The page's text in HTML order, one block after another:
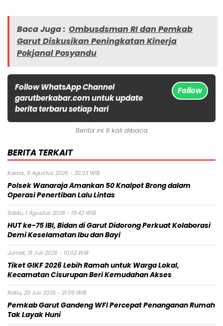
Baca Juga : Ombusdsman RI dan Pemkab
Garut Diskusikan Peningkatan Kinerja
Pokjanal Posyandu
Follow WhatsApp Channel
garutberkabar.com untuk update
berita terbaru setiap hari
Follow
Berita ini 9 kali dibaca
BERITA TERKAIT
Kamis, 6 Agustus 2026 - 20:03 WIB
Polsek Wanaraja Amankan 50 Knalpot Brong dalam
Operasi Penertiban Lalu Lintas
Sabtu, 1 Agustus 2026 - 18:42 WIB
HUT ke-75 IBI, Bidan di Garut Didorong Perkuat Kolaborasi
Demi Keselamatan Ibu dan Bayi
Jumat, 31 Juli 2026 - 10:02 WIB
Tiket GIKF 2026 Lebih Ramah untuk Warga Lokal,
Kecamatan Cisurupan Beri Kemudahan Akses
Rabu, 29 Juli 2026 - 21:09 WIB
Pemkab Garut Gandeng WFI Percepat Penanganan Rumah
Tak Layak Huni